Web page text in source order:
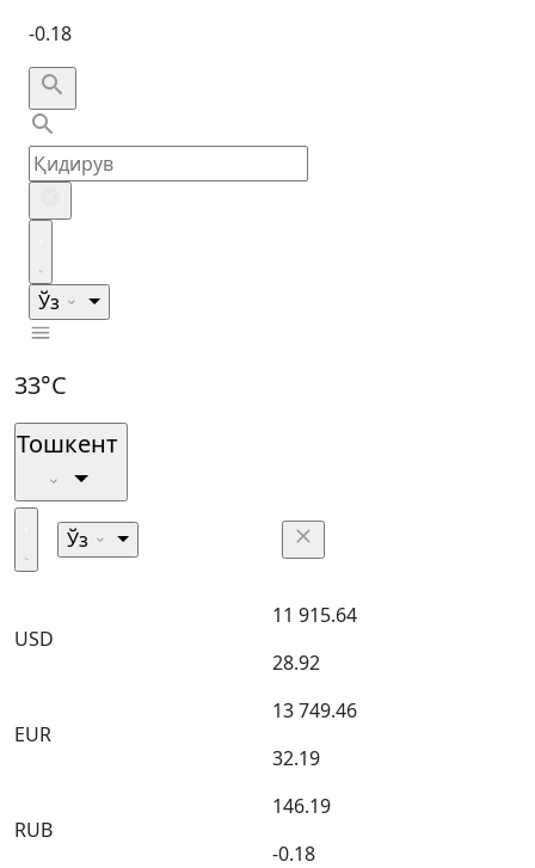
-0.18
Ўз
33°C
Тошкент
Ўз
USD
11 915.64
28.92
EUR
13 749.46
32.19
RUB
146.19
-0.18